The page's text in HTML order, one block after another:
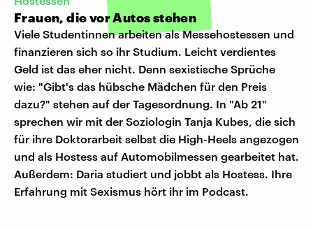
Frauen, die vor Autos stehen
Viele Studentinnen arbeiten als Messehostessen und
finanzieren sich so ihr Studium. Leicht verdientes
Geld ist das eher nicht. Denn sexistische Sprüche
wie: "Gibt's das hübsche Mädchen für den Preis
dazu?" stehen auf der Tagesordnung. In "Ab 21"
sprechen wir mit der Soziologin Tanja Kubes, die sich
für ihre Doktorarbeit selbst die High-Heels angezogen
und als Hostess auf Automobilmessen gearbeitet hat.
Außerdem: Daria studiert und jobbt als Hostess. Ihre
Erfahrung mit Sexismus hört ihr im Podcast.